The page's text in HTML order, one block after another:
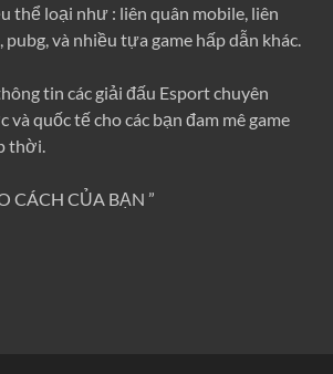
thể loại như : liên quân mobile, liên
và nhiều tựa game hấp dẫn khác.
tin các giải đấu Esport chuyên
quốc tế cho các bạn đam mê game
thời.
CÁCH CỦA BẠN ”